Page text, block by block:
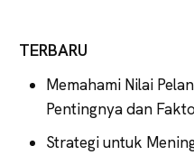
TERBARU
Memahami Nilai
Pentingnya dan
Strategi untuk